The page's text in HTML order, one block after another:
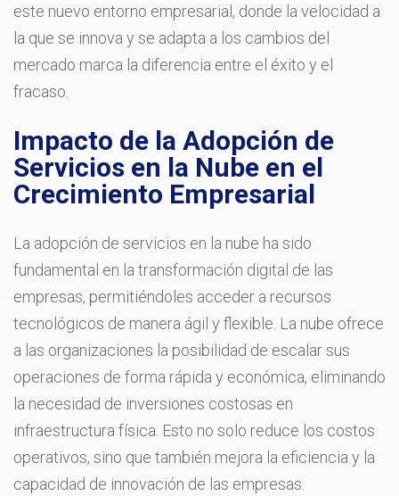
este nuevo entorno empresarial, donde la velocidad a
la que se innova y se adapta a los cambios del
mercado marca la diferencia entre el éxito y el
fracaso.
Impacto de la Adopción de
Servicios en la Nube en el
Crecimiento Empresarial
La adopción de servicios en la nube ha sido
fundamental en la transformación digital de las
empresas, permitiéndoles acceder a recursos
tecnológicos de manera ágil y flexible. La nube ofrece
a las organizaciones la posibilidad de escalar sus
operaciones de forma rápida y económica, eliminando
la necesidad de inversiones costosas en
infraestructura física. Esto no solo reduce los costos
operativos, sino que también mejora la eficiencia y la
capacidad de innovación de las empresas.